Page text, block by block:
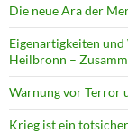
Die neue Ära der
Eigenartigkeiten
Heilbronn –
Warnung vor Terror
Krieg ist ein